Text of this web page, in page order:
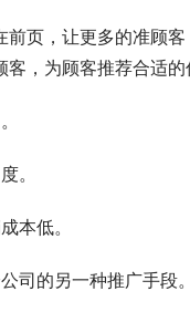
页，让更多的准顾客
，为顾客推荐合适
。
本低。
司的另一种推广手段